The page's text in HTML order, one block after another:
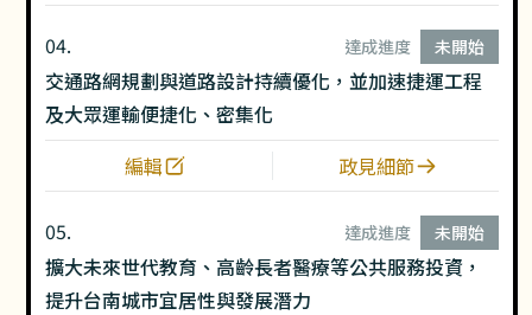
04. 達成進度 未開始
交通路網規劃與道路設計持續優化，並加速捷運工程
及大眾運輸便捷化、密集化
編輯
政見細節
05. 達成進度 未開始
擴大未來世代教育、高齡長者醫療等公共服務投資，
提升台南城市宜居性與發展潛力